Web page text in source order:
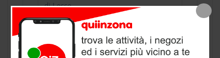
di Lecce